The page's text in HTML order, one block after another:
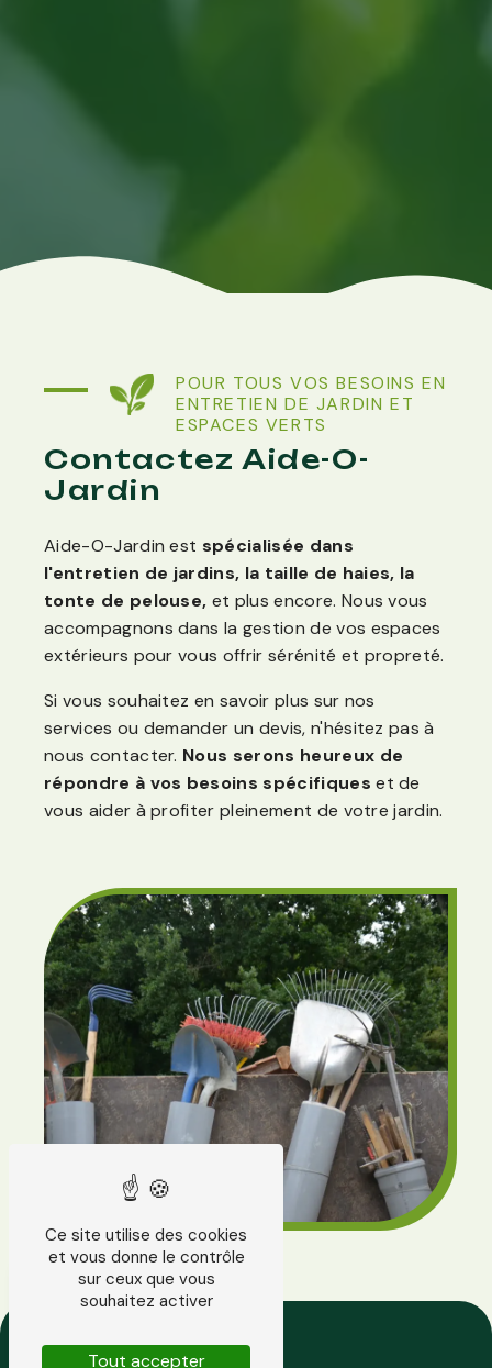
POUR TOUS VOS BESOINS EN
ENTRETIEN DE JARDIN ET
ESPACES VERTS
Contactez Aide-O-
Jardin
Aide-O-Jardin est spécialisée dans
l'entretien de jardins, la taille de haies, la
tonte de pelouse, et plus encore. Nous vous
accompagnons dans la gestion de vos espaces
extérieurs pour vous offrir sérénité et propreté.
Si vous souhaitez en savoir plus sur nos
services ou demander un devis, n'hésitez pas à
nous contacter. Nous serons heureux de
répondre à vos besoins spécifiqueset de
vous aider à profiter pleinement de votre jardin.
Ce site utilise des cookies
et vous donne le contrôle
sur ceux que vous
souhaitez activer
Tout accepter